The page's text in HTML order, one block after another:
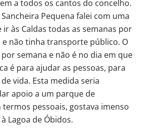
a todos os cantos do concelho.
Pequena falei com uma
às Caldas todas as semanas por
e não tinha transporte público. O
semana e não é no dia em que
é para ajudar as pessoas, para
vida. Esta medida seria
apoio a um parque de
pessoais, gostava imenso
Lagoa de Óbidos.